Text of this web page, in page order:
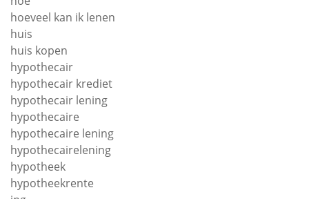
hoeveel kan ik lenen
huis
huis kopen
hypothecair
hypothecair krediet
hypothecair lening
hypothecaire
hypothecaire lening
hypothecairelening
hypotheek
hypotheekrente